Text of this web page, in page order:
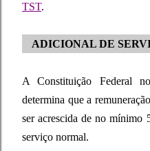
TST.
ADICIONAL DE
A Constituição Federal
determina que a
ser acrescida de no mínimo
serviço normal.